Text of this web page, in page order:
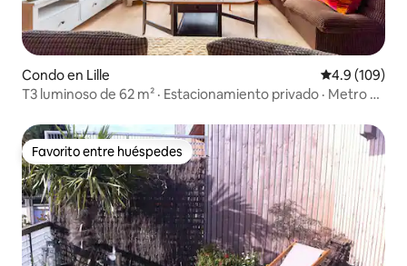
Condo en Lille Calificación
4.9 (109)
T3 luminoso de 62 m² · Estacionamiento privado · Metro a
Favorito entre huéspedes
Favorito entre huéspedes